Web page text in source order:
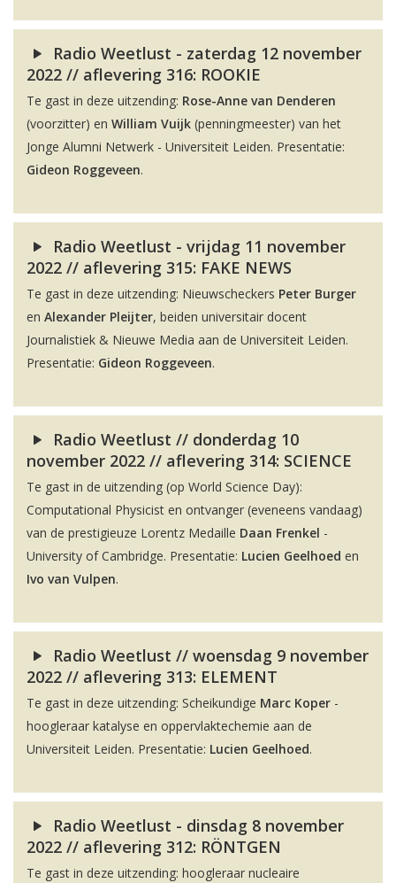
Radio Weetlust - zaterdag 12 november
2022 // aflevering 316: ROOKIE
Te gast in deze uitzending: Rose-Anne van Denderen
(voorzitter) en William Vuijk (penningmeester) van het
Jonge Alumni Netwerk - Universiteit Leiden. Presentatie:
Gideon Roggeveen.
Radio Weetlust - vrijdag 11 november
2022 // aflevering 315: FAKE NEWS
Te gast in deze uitzending: Nieuwscheckers Peter Burger
en Alexander Pleijter, beiden universitair docent
Journalistiek & Nieuwe Media aan de Universiteit Leiden.
Presentatie: Gideon Roggeveen.
Radio Weetlust // donderdag 10
november 2022 // aflevering 314: SCIENCE
Te gast in de uitzending (op World Science Day):
Computational Physicist en ontvanger (eveneens vandaag)
van de prestigieuze Lorentz Medaille Daan Frenkel -
University of Cambridge. Presentatie: Lucien Geelhoed en
Ivo van Vulpen.
Radio Weetlust // woensdag 9 november
2022 // aflevering 313: ELEMENT
Te gast in deze uitzending: Scheikundige Marc Koper -
hoogleraar katalyse en oppervlaktechemie aan de
Universiteit Leiden. Presentatie: Lucien Geelhoed.
Radio Weetlust - dinsdag 8 november
2022 // aflevering 312: RÖNTGEN
Te gast in deze uitzending: hoogleraar nucleaire